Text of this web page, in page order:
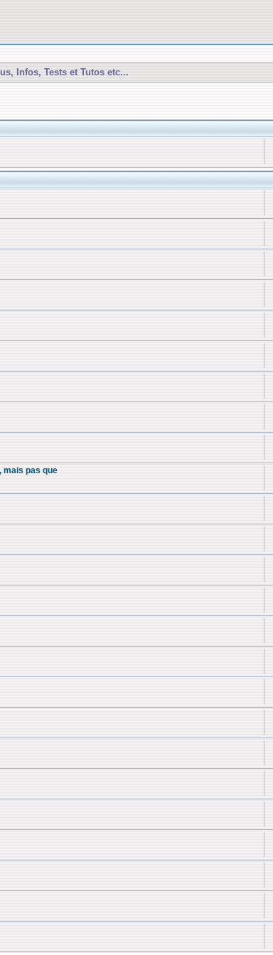
Infos, Tests et Tutos etc...
mais pas que